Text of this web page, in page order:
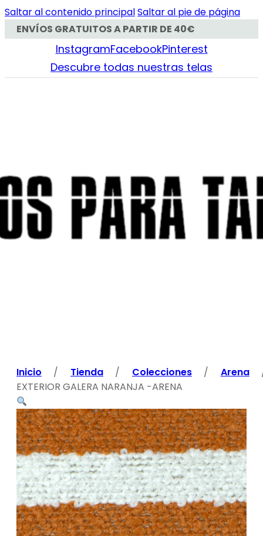
Saltar al contenido principalSaltar al pie de página
ENVÍOS GRATUITOS A PARTIR DE 40€
InstagramFacebookPinterest
Descubre todas nuestras telas
Inicio / Tienda / Colecciones / Arena
EXTERIOR GALERA NARANJA -ARENA